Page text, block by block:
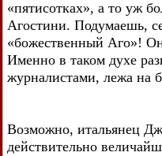
«пятисотках», а то уж
Агостини. Подумаешь,
«божественный Аго»!
Именно в таком духе
журналистами, лежа на
Возможно, итальянец
действительно